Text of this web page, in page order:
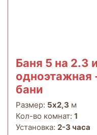
Баня 5 на 2.3
одноэтажная
бани
Размер: 5х2,3 м
Кол-во комнат: 1
Установка: 2-3 часа